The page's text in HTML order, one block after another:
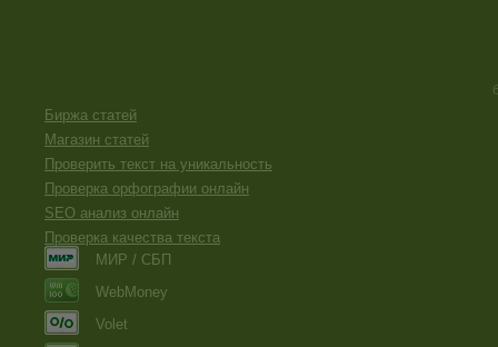
Биржа статей
Магазин статей
Проверить текст на уникальность
Проверка орфографии онлайн
SEO анализ онлайн
Проверка качества текста
МИР / СБП
WebMoney
Volet